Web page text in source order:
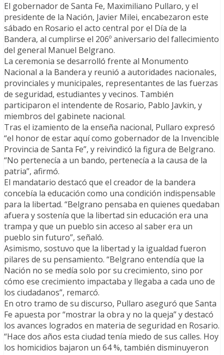
El gobernador de Santa Fe, Maximiliano Pullaro, y el
presidente de la Nación, Javier Milei, encabezaron este
sábado en Rosario el acto central por el Día de la
Bandera, al cumplirse el 206º aniversario del fallecimiento
del general Manuel Belgrano.
La ceremonia se desarrolló frente al Monumento
Nacional a la Bandera y reunió a autoridades nacionales,
provinciales y municipales, representantes de las fuerzas
de seguridad, estudiantes y vecinos. También
participaron el intendente de Rosario, Pablo Javkin, y
miembros del gabinete nacional.
Tras el izamiento de la enseña nacional, Pullaro expresó
“el honor de estar aquí como gobernador de la Invencible
Provincia de Santa Fe”, y reivindicó la figura de Belgrano.
“No pertenecía a un bando, pertenecía a la causa de la
patria”, afirmó.
El mandatario destacó que el creador de la bandera
concebía la educación como una condición indispensable
para la libertad. “Belgrano pensaba en quienes quedaban
afuera y sostenía que la libertad sin educación era una
trampa y que un pueblo sin acceso al saber era un
pueblo sin futuro”, señaló.
Asimismo, sostuvo que la libertad y la igualdad fueron
pilares de su pensamiento. “Belgrano entendía que la
Nación no se medía solo por su crecimiento, sino por
cómo ese crecimiento impactaba y llegaba a cada uno de
los ciudadanos”, remarcó.
En otro tramo de su discurso, Pullaro aseguró que Santa
Fe apuesta por “mostrar la obra y no la queja” y destacó
los avances logrados en materia de seguridad en Rosario.
“Hace dos años esta ciudad tenía miedo de sus calles. Hoy
los homicidios bajaron un 64 %, también disminuyeron